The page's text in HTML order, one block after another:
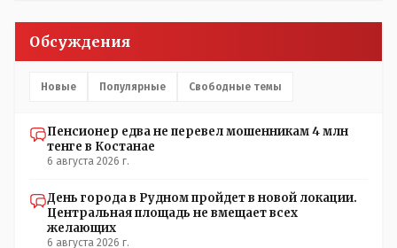
Обсуждения
Новые Популярные Свободные темы
Пенсионер едва не перевел мошенникам 4 млн
тенге в Костанае
6 августа 2026 г.
День города в Рудном пройдет в новой локации.
Центральная площадь не вмещает всех
желающих
6 августа 2026 г.